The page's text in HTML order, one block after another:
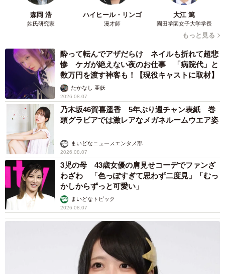
◇ ◇
▽学研キッズネット
【令和のお年玉事情】お年玉の相場は？誰が管理してる？
全額貯金？
https://kids.gakken.co.jp/parents/parenting/221228/
森岡 浩
姓氏研究家
ハイヒール・リンゴ
漫才師
大江 篤
園田学園女子大学学長
もっと見る
酔って転んでアザだらけ ネイルも折れて超悲
惨 ケガが絶えない夜のお仕事 「病院代」と
数万円を渡す神客も！【現役キャストに取材】
たかなし 亜妖
2026.08.07
乃木坂46賀喜遥香 5年ぶり週チャン表紙 巻
頭グラビアでは激レアなメガネルームウエア姿
まいどなニュースエンタメ部
2026.08.07
3児の母 43歳女優の肩見せコーデでファンざ
わざわ 「色っぽすぎて思わず二度見」「むっ
かしからずっと可愛い」
まいどなトピック
2026.08.07